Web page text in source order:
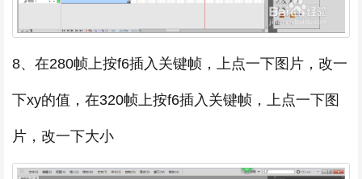
8、在280帧上按f6插入关键帧，上点一下图片，改一
下xy的值，在320帧上按f6插入关键帧，上点一下图
片，改一下大小